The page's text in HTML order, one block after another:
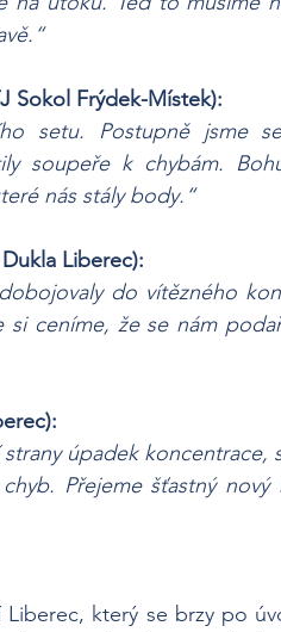
Sokol Frýdek-Místek):
setu. Postupně jsme
soupeře k chybám.
nás stály body.“
Liberec):
do vítězného
si ceníme, že se nám
úpadek koncentrace,
Přejeme šťastný
který se brzy po